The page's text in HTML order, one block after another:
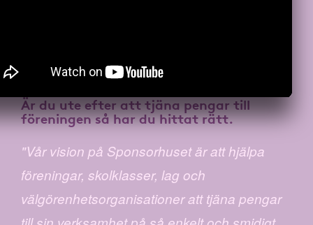
Är du ute efter atttjäna pengar till
föreningenså har du hittat rätt.
"Vår vision på Sponsorhuset är att hjälpa
föreningar, skolklasser, lag och
välgörenhetsorganisationer att tjäna pengar